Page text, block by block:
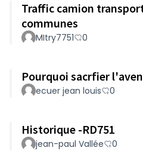
Traffic camion
communes
MItry7751 0
Pourquoi sacrfier
ecuer jean louis 0
Historique -RD751
jean-paul Vallée 0